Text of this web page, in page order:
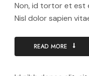
Non, id tortor et est
Nisl dolor sapien
READ MORE